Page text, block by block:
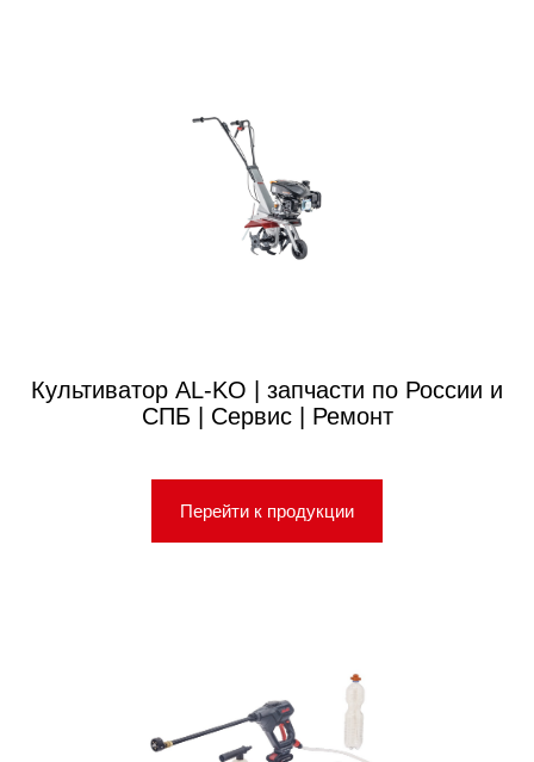
Культиватор AL-KO | запчасти по России и
СПБ | Сервис | Ремонт
Перейти к продукции